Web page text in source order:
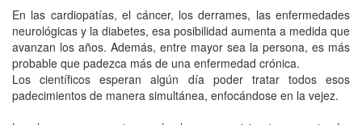
En las cardiopatías, el cáncer, los derrames, las enfermedades
neurológicas y la diabetes, esa posibilidad aumenta a medida que
avanzan los años. Además, entre mayor sea la persona, es más
probable que padezca más de una enfermedad crónica.
Los científicos esperan algún día poder tratar todos esos
padecimientos de manera simultánea, enfocándose en la vejez.